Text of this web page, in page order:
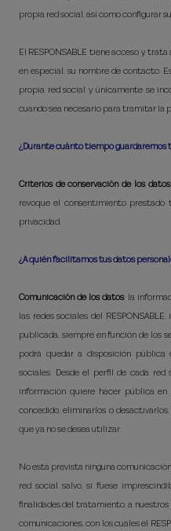
propia red social, así como configurar
El RESPONSABLE tiene acceso y
en especial, su nombre de contacto.
propia red social y únicamente se
cuando sea necesario para tramitar la
¿Durante cuánto tiempo guardaremos
Criterios de conservación de los datos
revoque el consentimiento
privacidad.
¿A quién facilitamos tus datos
Comunicación de los datos: la
las redes sociales del
publicada, siempre en función de los
podrá quedar a disposición
sociales. Desde el perfil de cada red
información quiere hacer pública
concedido, eliminarlos o
que ya no se desea utilizar.
No está prevista ninguna
red social salvo, si fuese
finalidades del tratamiento, a
comunicaciones, con los cuales el